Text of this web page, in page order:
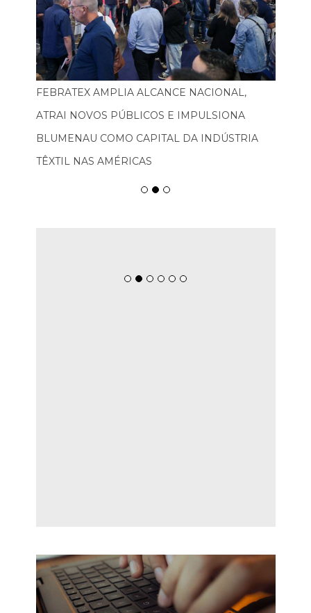
FEBRATEX AMPLIA ALCANCE NACIONAL,
ATRAI NOVOS PÚBLICOS E IMPULSIONA
BLUMENAU COMO CAPITAL DA INDÚSTRIA
TÊXTIL NAS AMÉRICAS